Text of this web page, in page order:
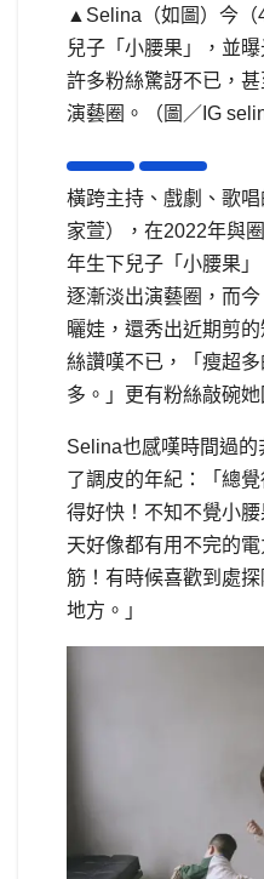
▲Selina（如圖）今（
兒子「小腰果」，並
許多粉絲驚訝不已，
演藝圈。（圖／IG
橫跨主持、戲劇、歌
家萱），在2022年與
年生下兒子「小腰果
逐漸淡出演藝圈，而
曬娃，還秀出近期剪
絲讚嘆不已，「瘦超
多。」更有粉絲敲碗她
Selina也感嘆時間過的
了調皮的年紀：「總
得好快！不知不覺小
天好像都有用不完的
筋！有時候喜歡到處
地方。」